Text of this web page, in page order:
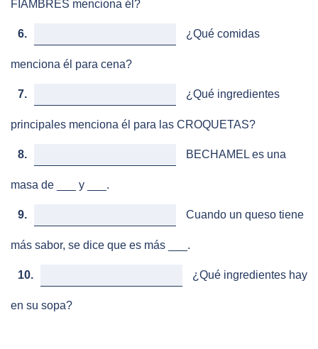
FIAMBRES menciona él?
6. ¿Qué comidas
menciona él para cena?
7. ¿Qué ingredientes
principales menciona él para las CROQUETAS?
8. BECHAMEL es una
masa de ___ y ___.
9. Cuando un queso tiene
más sabor, se dice que es más ___.
10. ¿Qué ingredientes hay
en su sopa?